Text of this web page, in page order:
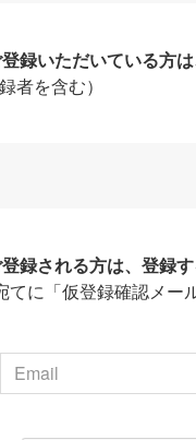
録いただいている方
者を含む）
録される方は、登録
てに「仮登録確認メ